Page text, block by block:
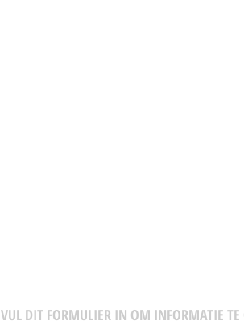
VUL DIT FORMULIER IN OM INFORMATIE